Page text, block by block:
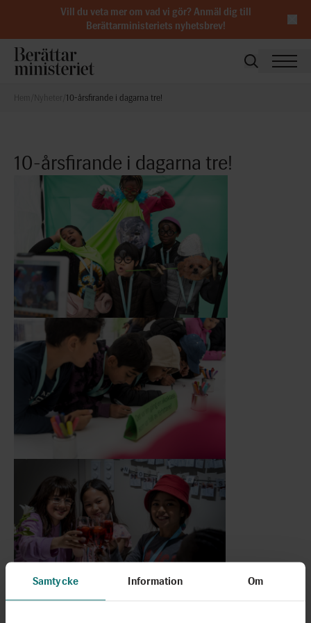
Samtycke Information Om
Vill du veta mer om vad vi gör? Anmäl dig till
Berättarministeriets nyhetsbrev!
10-årsfirande i dagarna tre!
10-årsfirande i dagarna tre!